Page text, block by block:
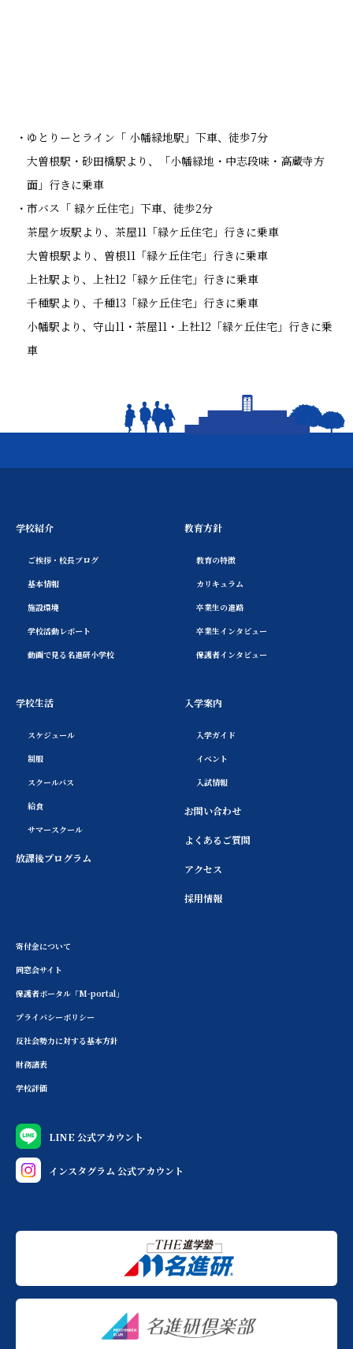
ゆとりーとライン「 小幡緑地駅」下車、徒歩7分
大曽根駅・砂田橋駅より、「小幡緑地・中志段味・高蔵寺方
面」行きに乗車
市バス「 緑ケ丘住宅」下車、徒歩2分
茶屋ケ坂駅より、茶屋11「緑ケ丘住宅」行きに乗車
大曽根駅より、曽根11「緑ケ丘住宅」行きに乗車
上社駅より、上社12「緑ケ丘住宅」行きに乗車
千種駅より、千種13「緑ケ丘住宅」行きに乗車
小幡駅より、守山11・茶屋11・上社12「緑ケ丘住宅」行きに乗
車
学校紹介
ご挨拶・校長ブログ
基本情報
施設環境
学校活動レポート
動画で見る名進研小学校
教育方針
教育の特徴
カリキュラム
卒業生の進路
卒業生インタビュー
保護者インタビュー
学校生活
スケジュール
制服
スクールバス
給食
サマースクール
放課後プログラム
入学案内
入学ガイド
イベント
入試情報
お問い合わせ
よくあるご質問
アクセス
採用情報
寄付金について
同窓会サイト
保護者ポータル「M-portal」
プライバシーポリシー
反社会勢力に対する基本方針
財務諸表
学校評価
LINE 公式アカウント
インスタグラム 公式アカウント